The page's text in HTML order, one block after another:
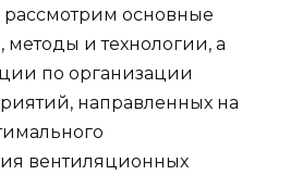
основные
методы и технологии, а
по организации
направленных на
вентиляционных